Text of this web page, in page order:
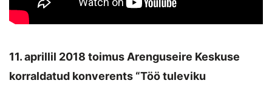
11. aprillil 2018 toimus Arenguseire Keskuse
korraldatud konverents “Töö tuleviku